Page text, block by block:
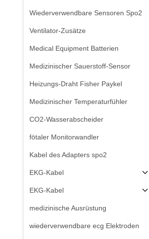
Wiederverwendbare Sensoren Spo2
Ventilator-Zusätze
Medical Equipment Batterien
Medizinischer Sauerstoff-Sensor
Heizungs-Draht Fisher Paykel
Medizinischer Temperaturfühler
CO2-Wasserabscheider
fötaler Monitorwandler
Kabel des Adapters spo2
EKG-Kabel
EKG-Kabel
medizinische Ausrüstung
wiederverwendbare ecg Elektroden